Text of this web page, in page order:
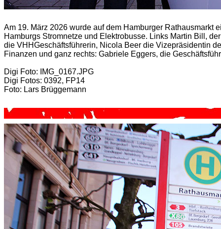
Am 19. März 2026 wurde auf dem Hamburger Rathausmarkt
Hamburgs Stromnetze und Elektrobusse. Links Martin Bill,
die VHHGeschäftsführerin, Nicola Beer die Vizepräsidentin
Finanzen und ganz rechts: Gabriele Eggers, die
Digi Foto: IMG_0167.JPG
Digi Fotos: 0392, FP14
Foto: Lars Brüggemann